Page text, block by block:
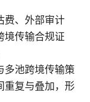
费、外部审计
境传输合规证
多池跨境传输策
重复与叠加，形